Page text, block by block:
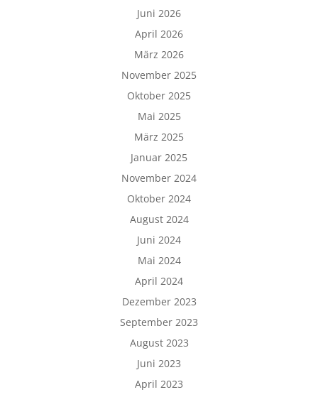
Juni 2026
April 2026
März 2026
November 2025
Oktober 2025
Mai 2025
März 2025
Januar 2025
November 2024
Oktober 2024
August 2024
Juni 2024
Mai 2024
April 2024
Dezember 2023
September 2023
August 2023
Juni 2023
April 2023